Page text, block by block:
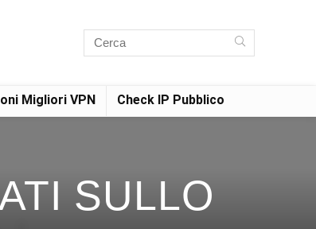
Migliori VPN Check IP Pubblico
SULLO